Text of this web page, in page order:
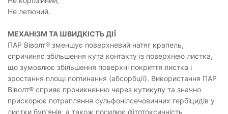
Не летючий.
МЕХАНІЗМ ТА ШВИДКІСТЬ ДІЇ
ПАР Віволт® зменшує поверхневий натяг крапель,
спричиняє збільшення кута контакту із поверхнею листка,
що зумовлює збільшення поверхні покриття листка і
зростання площі поглинання (абсорбції). Використання ПАР
Віволт® сприяє проникненню через кутикулу та значно
прискорює потрапляння сульфонілсечовинних гербіцидів у
листки бур’янів, а також посилює фітотоксичність